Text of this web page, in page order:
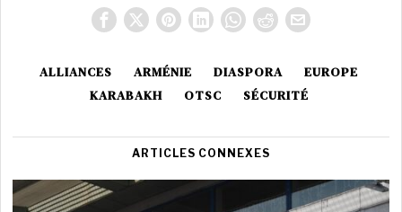
ALLIANCES ARMÉNIE DIASPORA
EUROPE
KARABAKH
OTSC SÉCURITÉ
ARTICLES CONNEXES